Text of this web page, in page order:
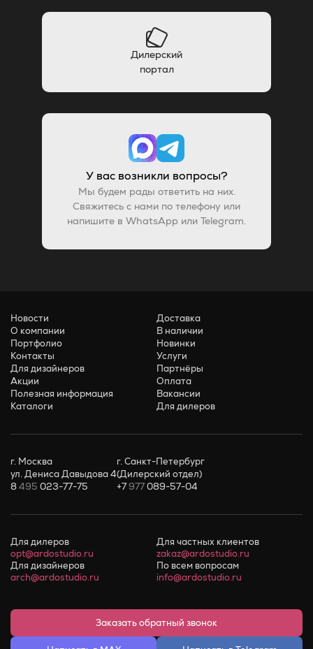
Дилерский
портал
У вас возникли вопросы?
Мы будем рады ответить на них.
Свяжитесь с нами по телефону или
напишите в WhatsApp или Telegram.
Новости
О компании
Портфолио
Контакты
Для дизайнеров
Акции
Полезная информация
Каталоги
Доставка
В наличии
Новинки
Услуги
Партнёры
Оплата
Вакансии
Для дилеров
г. Москва
ул. Дениса Давыдова 4
8495 023-77-75
г. Санкт-Петербург
(Дилерский отдел)
+7977089-57-04
Для дилеров
opt@ardostudio.ru
Для частных клиентов
zakaz@ardostudio.ru
Для дизайнеров
arch@ardostudio.ru
По всем вопросам
info@ardostudio.ru
Заказать обратный звонок